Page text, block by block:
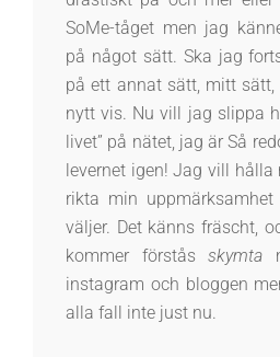
SoMe-tåget men jag
på något sätt. Ska jag
på ett annat sätt, mitt
nytt vis. Nu vill jag slippa
livet” på nätet, jag är Så
levernet igen! Jag vill
rikta min
väljer. Det känns fräscht,
kommer förståsskymta
instagram och bloggen
alla fall inte just nu.